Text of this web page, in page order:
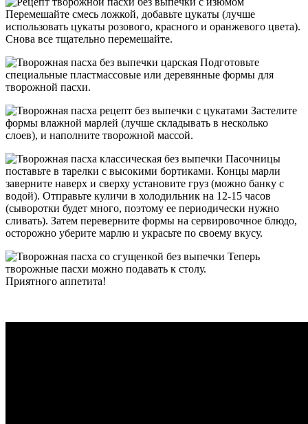
Перемешайте смесь ложкой, добавьте цукаты (лучше
использовать цукаты розового, красного и оранжевого цвета).
Снова все тщательно перемешайте.
Подготовьте
специальные пластмассовые или деревянные формы для
творожной пасхи.
Застелите
формы влажной марлей (лучше складывать в несколько
слоев), и наполните творожной массой.
Пасочницы
поставьте в тарелки с высокими бортиками. Концы марли
заверните наверх и сверху установите груз (можно банку с
водой). Отправьте куличи в холодильник на 12-15 часов
(сыворотки будет много, поэтому ее периодически нужно
сливать). Затем переверните формы на сервировочное блюдо,
осторожно уберите марлю и украсьте по своему вкусу.
Теперь
творожные пасхи можно подавать к столу.
Приятного аппетита!